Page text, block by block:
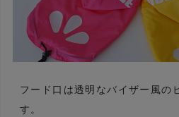
フード口は透明なバイザー風の
す。